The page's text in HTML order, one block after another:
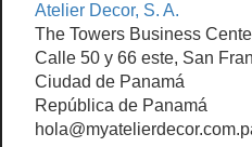
Atelier Decor, S. A.
The Towers Business
Calle 50 y 66 este, San
Ciudad de Panamá
República de Panamá